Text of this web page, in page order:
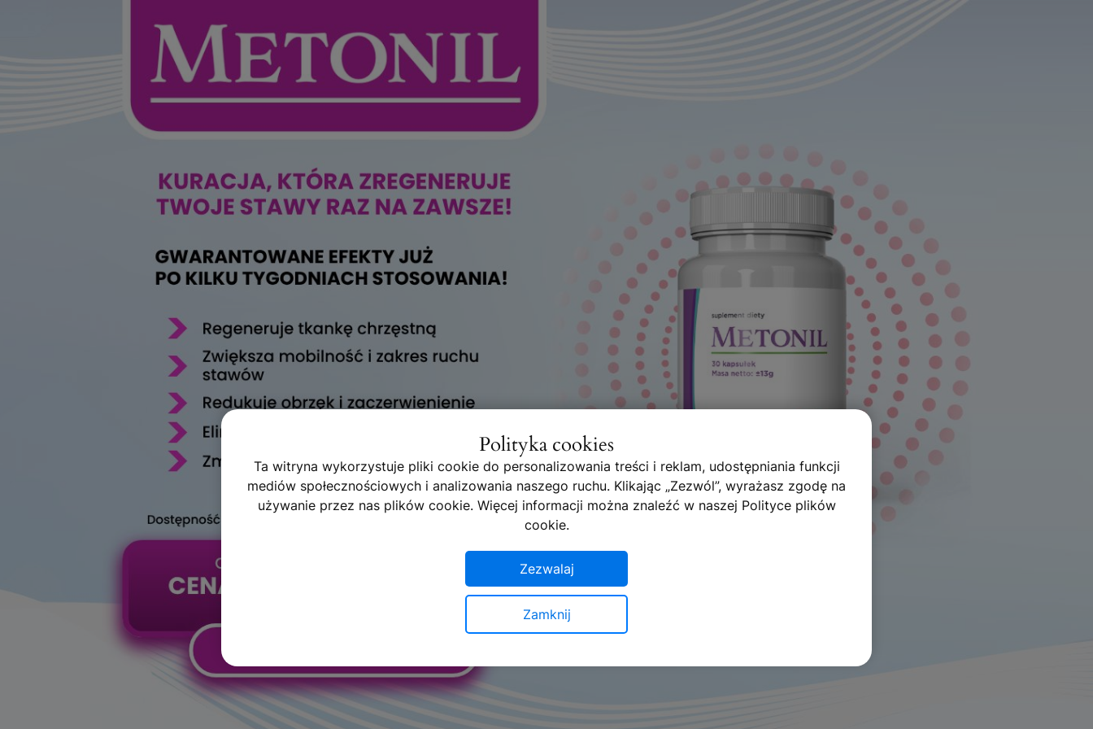
Polityka cookies
Ta witryna wykorzystuje pliki cookie do personalizowania treści i reklam, udostępniania funkcji
mediów społecznościowych i analizowania naszego ruchu. Klikając „Zezwól”, wyrażasz zgodę na
używanie przez nas plików cookie. Więcej informacji można znaleźć w naszej Polityce plików
cookie.
Zezwalaj
Zamknij